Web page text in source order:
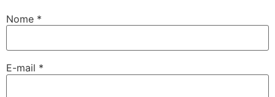
Nome *
E-mail *